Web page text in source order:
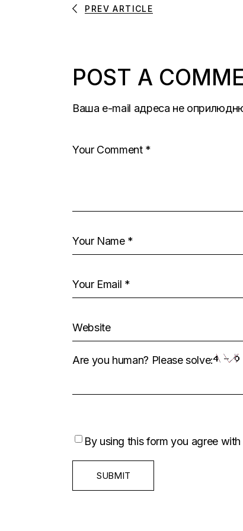
PREV ARTICLE
POST A
Ваша e-mail адреса не
Are you human? Please solve:
By using this form you agree
SUBMIT